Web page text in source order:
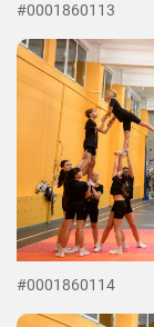
#0001860113
#0001860114